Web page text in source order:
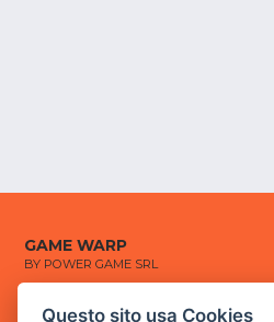
GAME WARP
BY POWER GAME SRL
Sede Legale
Questo sito usa Cookies